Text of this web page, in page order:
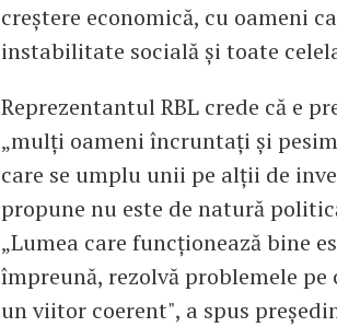
creștere economică, cu oameni
instabilitate socială și toate
Reprezentantul RBL crede că e
„mulți oameni încruntați și
care se umplu unii pe alții de
propune nu este de natură
„Lumea care funcționează bine
împreună, rezolvă problemele
un viitor coerent", a spus